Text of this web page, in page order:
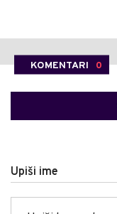
KOMENTARI 0
Upiši ime